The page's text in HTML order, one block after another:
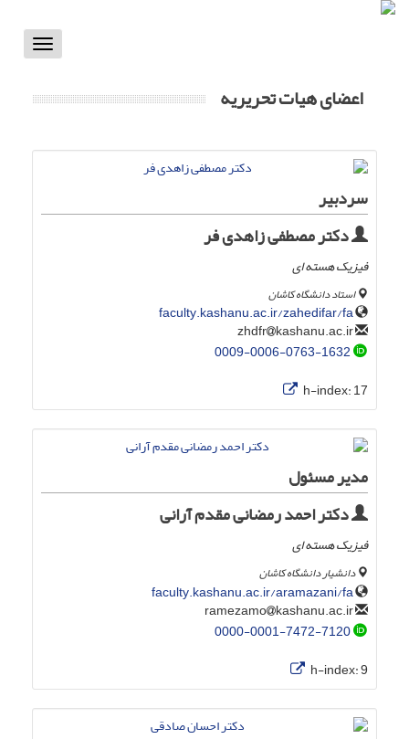
Toggle
اعضای هیات تحریریه
سردبیر
دکتر مصطفی زاهدی فر
فیزیک هسته ای
استاد دانشگاه کاشان
faculty.kashanu.ac.ir/zahedifar/fa
kashanu.ac.ir
0009-0006-0763-1632
h-index:17
مدیر مسئول
دکتر احمد رمضانی مقدم آرانی
فیزیک هسته ای
دانشیار دانشگاه کاشان
faculty.kashanu.ac.ir/aramazani/fa
kashanu.ac.ir
0000-0001-7472-7120
h-index:9